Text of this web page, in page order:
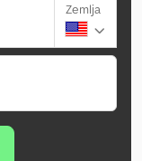
Zemlja